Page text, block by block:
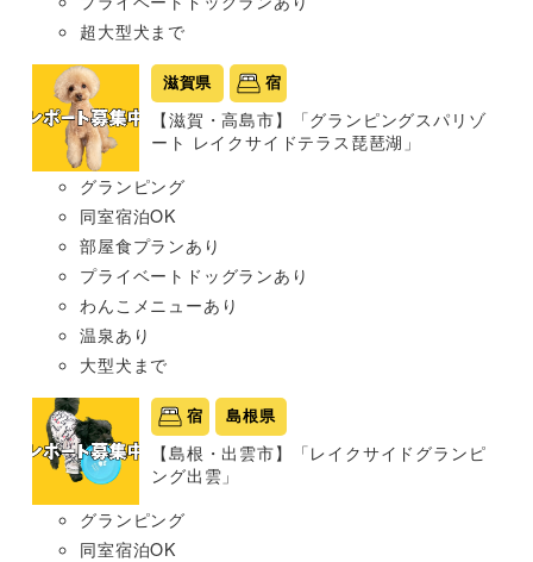
超大型犬まで
滋賀県 宿
【滋賀・高島市】「グランピングスパリゾ
ート レイクサイドテラス琵琶湖」
グランピング
同室宿泊OK
部屋食プランあり
プライベートドッグランあり
わんこメニューあり
温泉あり
大型犬まで
宿 島根県
【島根・出雲市】「レイクサイドグランピ
ング出雲」
グランピング
同室宿泊OK